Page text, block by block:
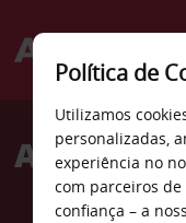
Welcome
AvisAluguer
Política de
Utilizamos
personalizadas,
experiência no
com parceiros
confiança – a